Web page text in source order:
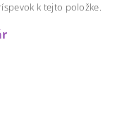
k tejto položke.